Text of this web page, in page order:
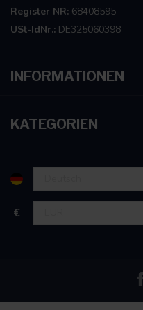
Register NR: 68408595
USt-IdNr.: DE325060398
INFORMATIONEN
KATEGORIEN
€